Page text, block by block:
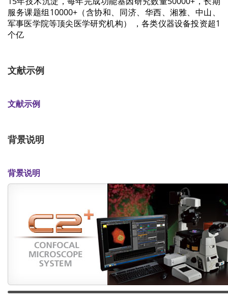
服务课题组10000+（含协和、同济、华西、湘雅、中山、
军事医学院等顶尖医学研究机构）
，各类仪器设备投资超1
个亿
文献示例
文献示例
背景说明
背景说明